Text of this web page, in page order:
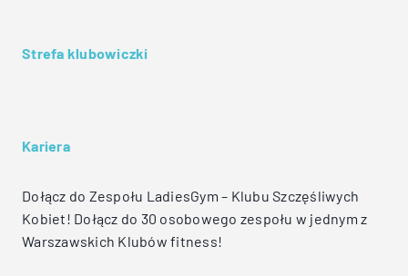
Strefa klubowiczki
Kariera
Dołącz do Zespołu LadiesGym – Klubu Szczęśliwych
Kobiet! Dołącz do 30 osobowego zespołu w jednym z
Warszawskich Klubów fitness!